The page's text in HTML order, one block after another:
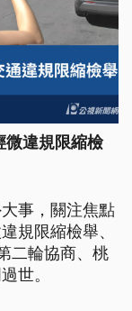
微違規限縮檢
事，關注焦點
規限縮檢舉、
二輪協商、桃
世。